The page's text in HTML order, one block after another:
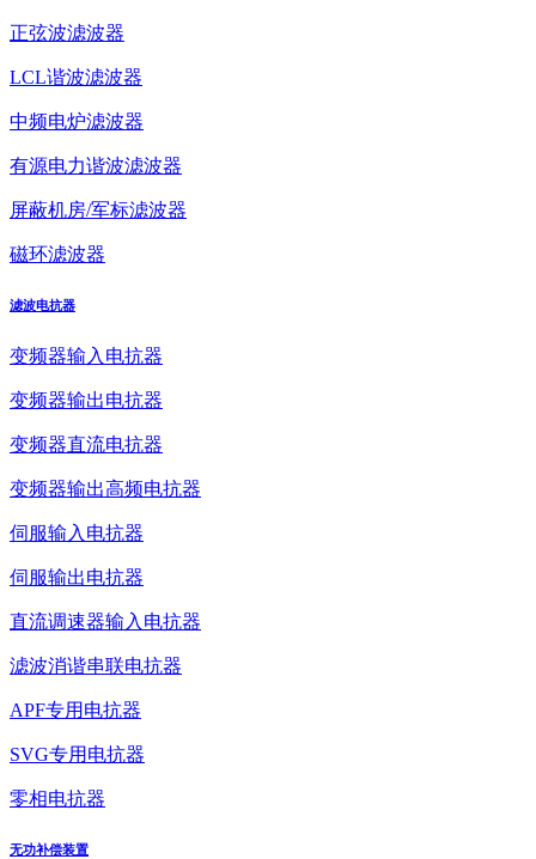
正弦波滤波器
LCL谐波滤波器
中频电炉滤波器
有源电力谐波滤波器
屏蔽机房/军标滤波器
磁环滤波器
滤波电抗器
变频器输入电抗器
变频器输出电抗器
变频器直流电抗器
变频器输出高频电抗器
伺服输入电抗器
伺服输出电抗器
直流调速器输入电抗器
滤波消谐串联电抗器
APF专用电抗器
SVG专用电抗器
零相电抗器
无功补偿装置